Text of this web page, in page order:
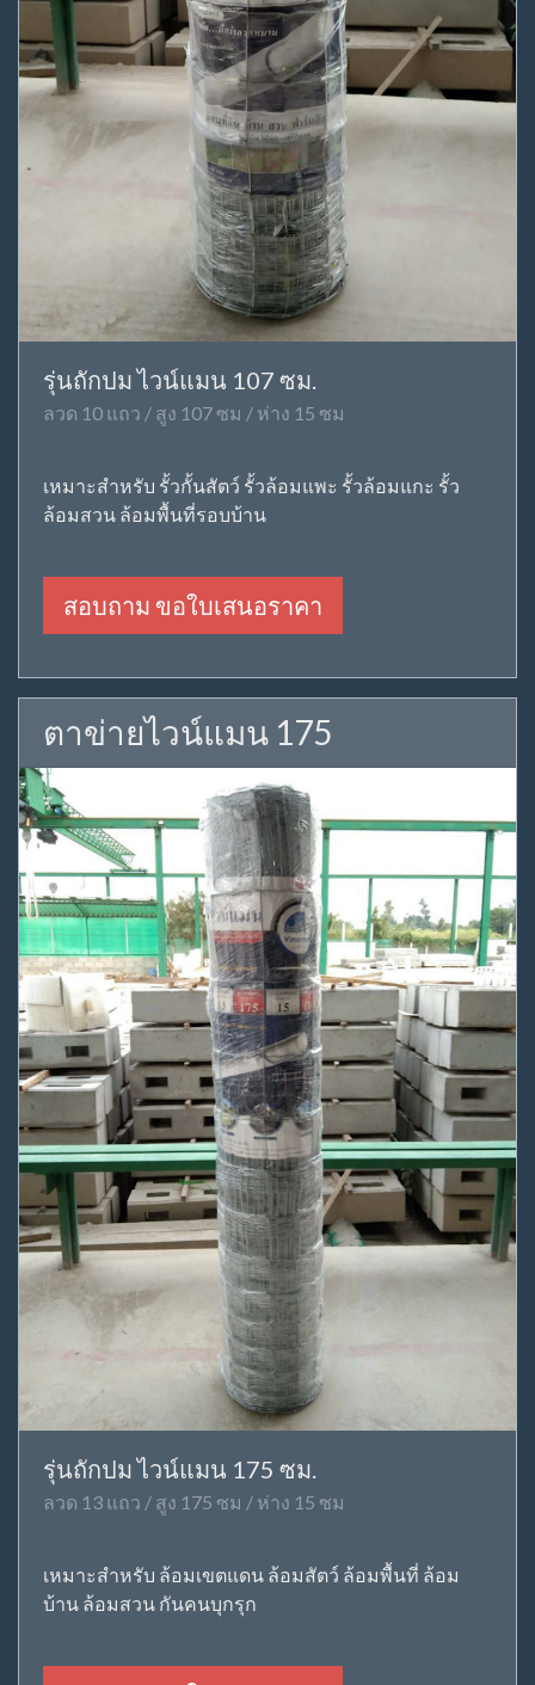
รุ่นถักปม ไวน์แมน 107 ซม.
ลวด 10 แถว / สูง 107 ซม / ห่าง 15 ซม
เหมาะสำหรับ รั้วกั้นสัตว์ รั้วล้อมแพะ รั้วล้อมแกะ รั้ว
ล้อมสวน ล้อมพื้นที่รอบบ้าน
สอบถาม ขอใบเสนอราคา
ตาข่ายไวน์แมน 175
รุ่นถักปม ไวน์แมน 175 ซม.
ลวด 13 แถว / สูง 175 ซม / ห่าง 15 ซม
เหมาะสำหรับ ล้อมเขตแดน ล้อมสัตว์ ล้อมพื้นที่ ล้อม
บ้าน ล้อมสวน กันคนบุกรุก